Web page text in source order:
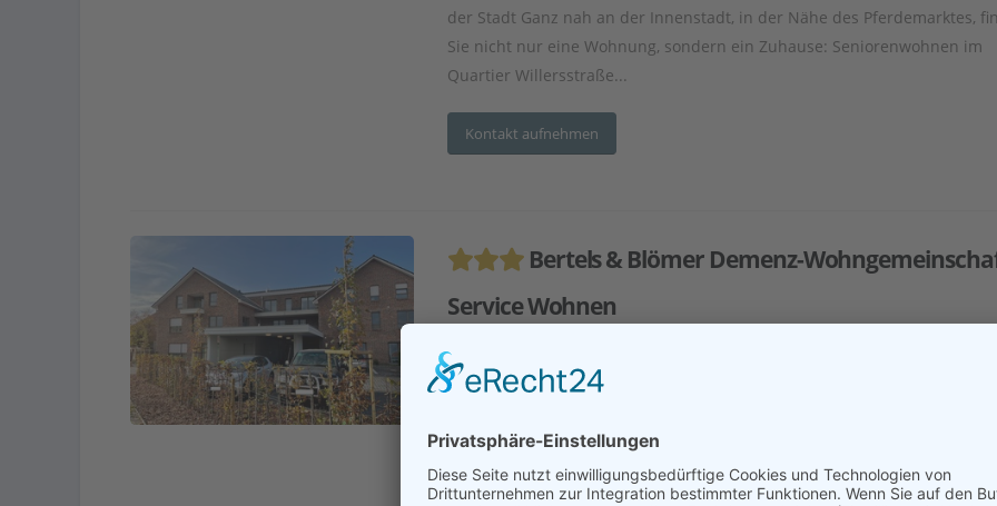
der Stadt Ganz nah an der Innenstadt, in der Nähe des Pferdemarktes,
Sie nicht nur eine Wohnung, sondern ein Zuhause: Seniorenwohnen im
Quartier Willersstraße...
Kontakt aufnehmen
Bertels & Blömer Demenz-
Service Wohnen